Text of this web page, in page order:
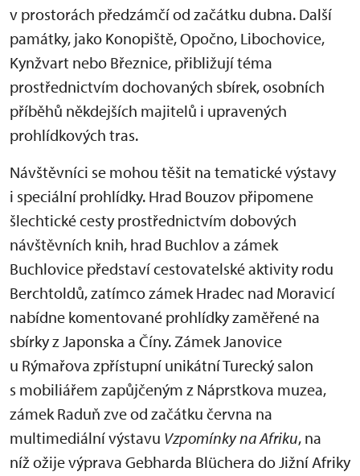
v prostorách předzámčí od začátku dubna. Další
památky, jako Konopiště, Opočno, Libochovice,
Kynžvart nebo Březnice, přibližují téma
prostřednictvím dochovaných sbírek, osobních
příběhů někdejších majitelů i upravených
prohlídkových tras.
Návštěvníci se mohou těšit na tematické výstavy
i speciální prohlídky. Hrad Bouzov připomene
šlechtické cesty prostřednictvím dobových
návštěvních knih, hrad Buchlov a zámek
Buchlovice představí cestovatelské aktivity rodu
Berchtoldů, zatímco zámek Hradec nad Moravicí
nabídne komentované prohlídky zaměřené na
sbírky z Japonska a Číny. Zámek Janovice
u Rýmařova zpřístupní unikátní Turecký salon
s mobiliářem zapůjčeným z Náprstkova muzea,
zámek Raduň zve od začátku června na
multimediální výstavu Vzpomínky na Afriku, na
níž ožije výprava Gebharda Blüchera do Jižní Afriky